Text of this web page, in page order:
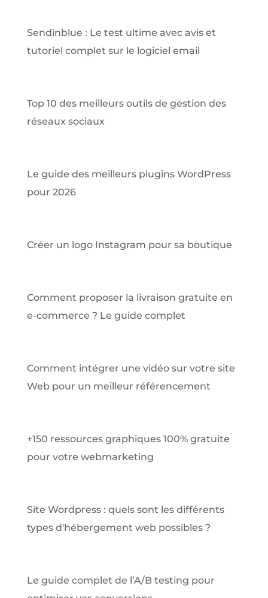
Sendinblue : Le test ultime avec avis et
tutoriel complet sur le logiciel email
Top 10 des meilleurs outils de gestion des
réseaux sociaux
Le guide des meilleurs plugins WordPress
pour 2026
Créer un logo Instagram pour sa boutique
Comment proposer la livraison gratuite en
e-commerce ? Le guide complet
Comment intégrer une vidéo sur votre site
Web pour un meilleur référencement
+150 ressources graphiques 100% gratuite
pour votre webmarketing
Site Wordpress : quels sont les différents
types d'hébergement web possibles ?
Le guide complet de l’A/B testing pour